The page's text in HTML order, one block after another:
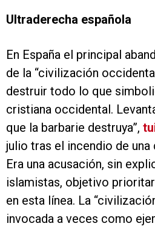
Ultraderecha española
En España el principal
de la “civilización
destruir todo lo que
cristiana occidental.
que la barbarie destruya”,
julio tras el incendio de una
Era una acusación, sin
islamistas, objetivo
en esta línea. La
invocada a veces como